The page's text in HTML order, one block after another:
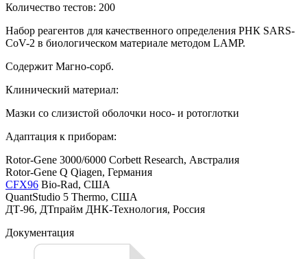
Количество тестов: 200
Набор реагентов для качественного определения РНК SARS-
CoV-2 в биологическом материале методом LAMP.
Содержит Магно-сорб.
Клинический материал:
Мазки со слизистой оболочки носо- и ротоглотки
Адаптация к приборам:
Rotor-Gene 3000/6000 Corbett Research, Австралия
Rotor-Gene Q Qiagen, Германия
CFX96 Bio-Rad, США
QuantStudio 5 Thermo, США
ДТ-96, ДТпрайм ДНК-Технология, Россия
Документация